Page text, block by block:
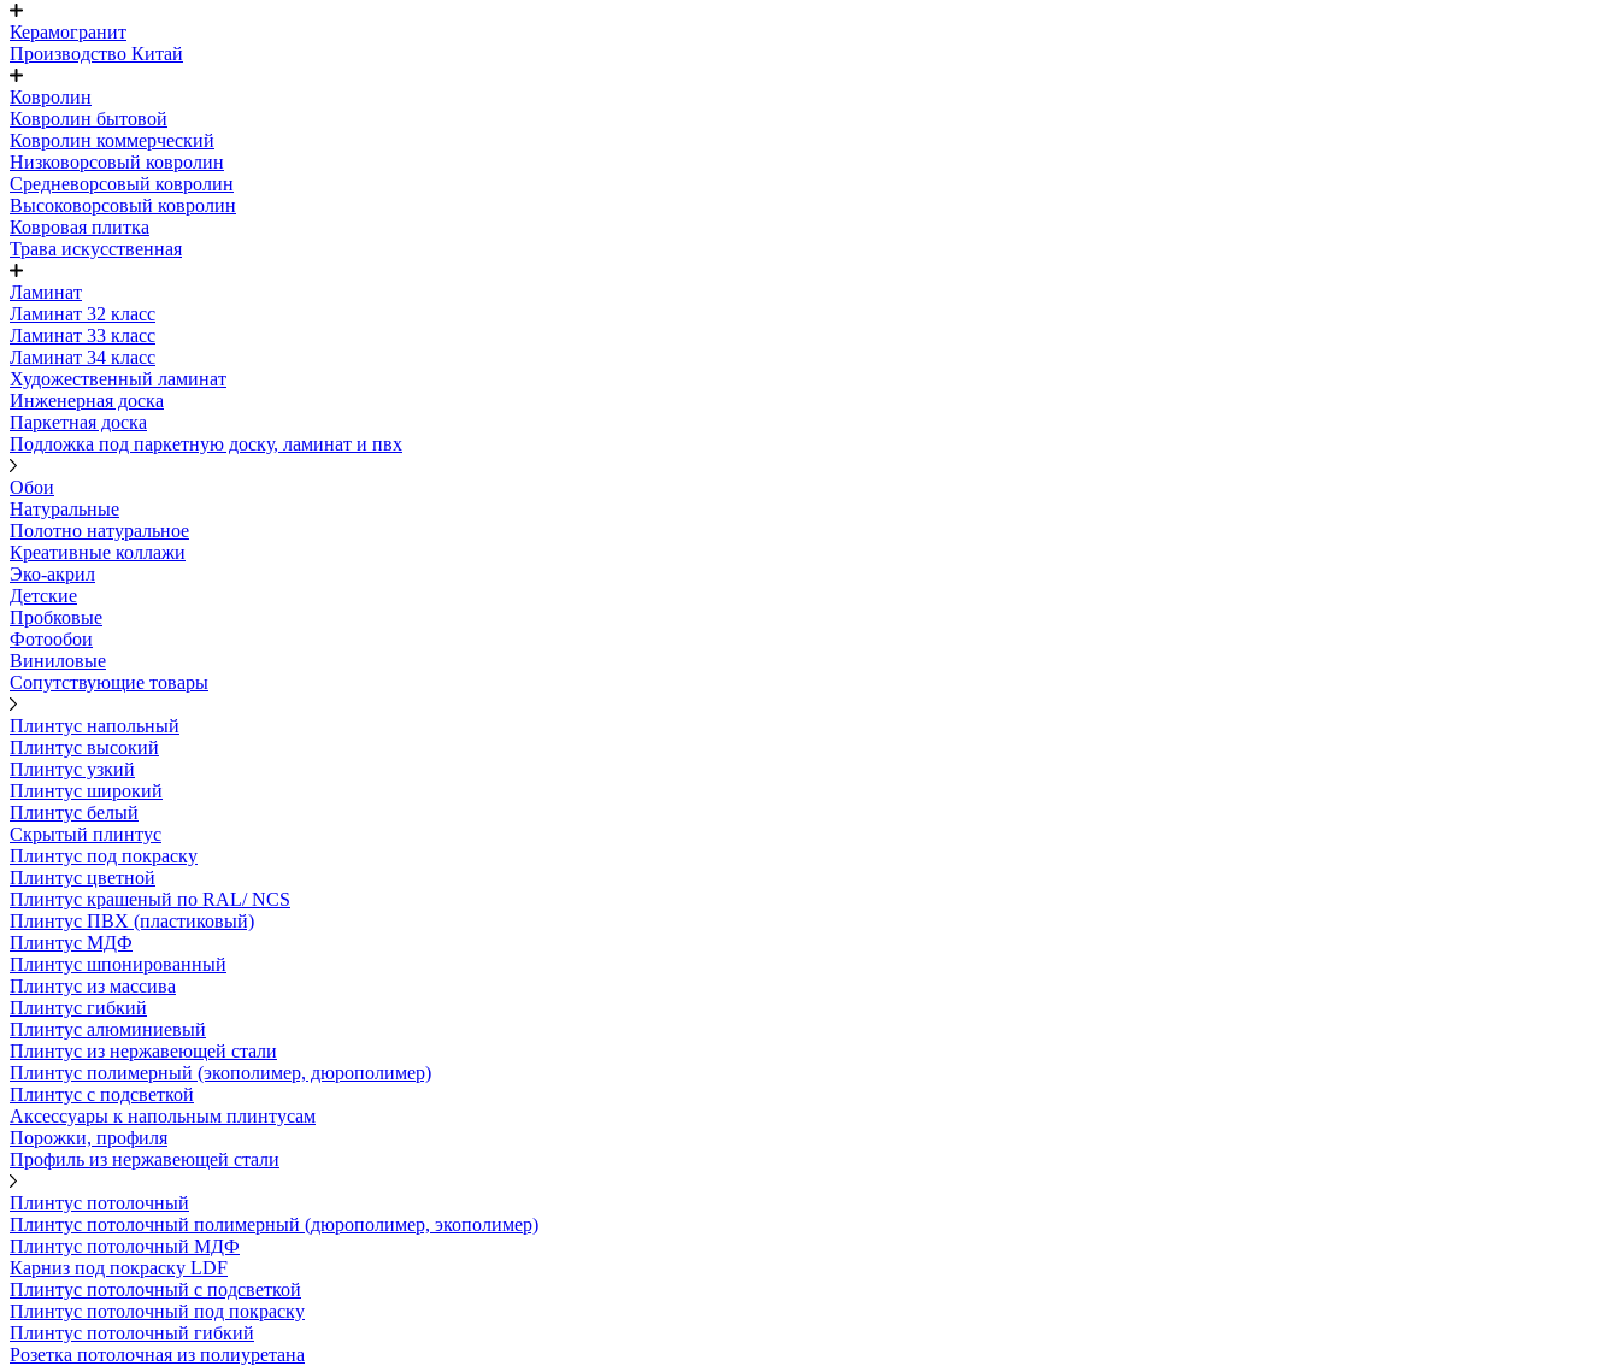
Керамогранит
Производство Китай
Ковролин
Ковролин бытовой
Ковролин коммерческий
Низковорсовый ковролин
Средневорсовый ковролин
Высоковорсовый ковролин
Ковровая плитка
Трава искусственная
Ламинат
Ламинат 32 класс
Ламинат 33 класс
Ламинат 34 класс
Художественный ламинат
Инженерная доска
Паркетная доска
Подложка под паркетную доску, ламинат и пвх
Обои
Натуральные
Полотно натуральное
Креативные коллажи
Эко-акрил
Детские
Пробковые
Фотообои
Виниловые
Сопутствующие товары
Плинтус напольный
Плинтус высокий
Плинтус узкий
Плинтус широкий
Плинтус белый
Скрытый плинтус
Плинтус под покраску
Плинтус цветной
Плинтус крашеный по RAL/ NCS
Плинтус ПВХ (пластиковый)
Плинтус МДФ
Плинтус шпонированный
Плинтус из массива
Плинтус гибкий
Плинтус алюминиевый
Плинтус из нержавеющей стали
Плинтус полимерный (экополимер, дюрополимер)
Плинтус с подсветкой
Аксессуары к напольным плинтусам
Порожки, профиля
Профиль из нержавеющей стали
Плинтус потолочный
Плинтус потолочный полимерный (дюрополимер, экополимер)
Плинтус потолочный МДФ
Карниз под покраску LDF
Плинтус потолочный с подсветкой
Плинтус потолочный под покраску
Плинтус потолочный гибкий
Розетка потолочная из полиуретана